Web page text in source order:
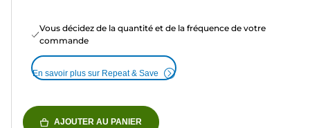
Vous décidez de la quantité et de la fréquence de votre
commande
En savoir plus sur Repeat & Save
AJOUTER AU PANIER